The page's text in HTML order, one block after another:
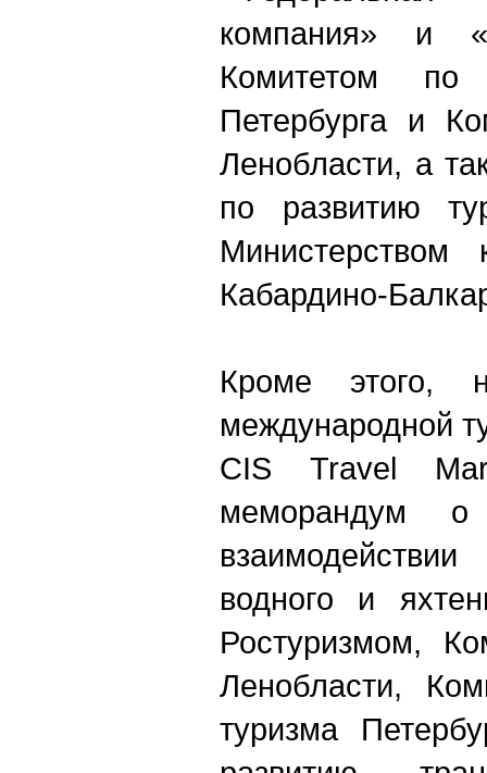
компания» и
Комитетом по
Петербурга и
Ленобласти, а
по развитию
Министерством
Кабардино-
Кроме этого,
международной
CIS Travel
меморандум о
водного и
Ростуризмом,
Ленобласти,
туризма